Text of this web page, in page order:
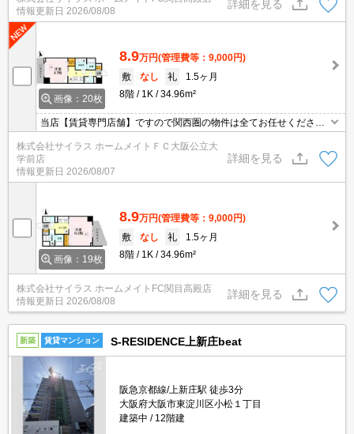
情報更新日 2026/08/08
詳細を見る
画像：20枚
8.9万円(管理費等：9,000円)
敷
なし 礼
1.5ヶ月
8階
1K 34.96m²
当店【賃貸専門店舗】ですので関西圏の物件は全てお任せくださ
い！どこにある物件でも当店までお気軽にお問い合わせくださいま
せ♪初期費用がご心配な方はクレジット決済が可能ですので安心して
お部屋探し頂けます。
株式会社サイラス ホームメイトＦＣ大阪公立大
学前店
情報更新日 2026/08/07
詳細を見る
画像：19枚
8.9万円(管理費等：9,000円)
敷
なし 礼
1.5ヶ月
8階
1K 34.96m²
株式会社サイラス ホームメイトFC関目高殿店
情報更新日 2026/08/08
詳細を見る
新築 賃貸マンション S-RESIDENCE上新庄beat
阪急京都線/上新庄駅 徒歩3分
大阪府大阪市東淀川区小松１丁目
建築中
12階建